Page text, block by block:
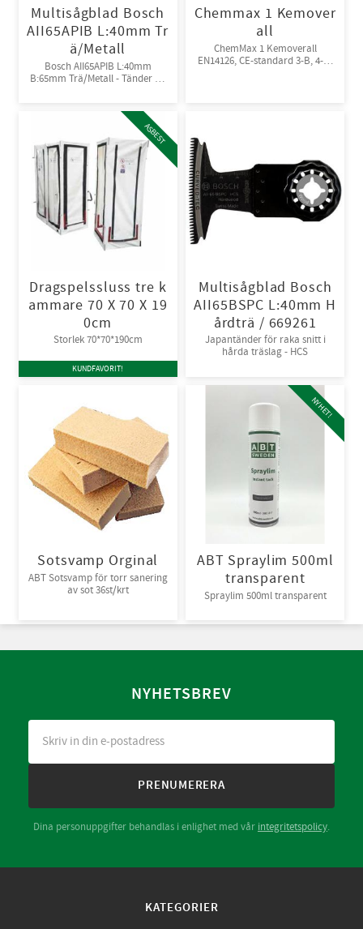
Multisågblad Bosch
AII65APIB L:40mm Tr
ä/Metall
Bosch AII65APIB L:40mm
B:65mm Trä/Metall - Tänder av
Chemmax 1 Kemover
all
ChemMax 1 Kemoverall
EN14126, CE-standard 3-B, 4-B,
Dragspelssluss tre k
ammare 70 X 70 X 19
0cm
Storlek 70*70*190cm
ASBEST
KUNDFAVORIT!
Multisågblad Bosch
AII65BSPC L:40mm H
årdträ / 669261
Japantänder för raka snitt i
hårda träslag - HCS
Sotsvamp Orginal
ABT Sotsvamp för torr sanering
av sot 36st/krt
ABT Spraylim 500ml
transparent
Spraylim 500ml transparent
NYHET!
NYHETSBREV
PRENUMERERA
Dina personuppgifter behandlas i enlighet med vår integritetspolicy.
KATEGORIER